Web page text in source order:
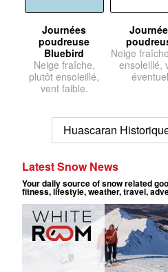
Journées
poudreuse
Bluebird
Neige fraîche,
plutôt ensoleillé,
vent faible.
Neige
ensoleillé,
Huascaran